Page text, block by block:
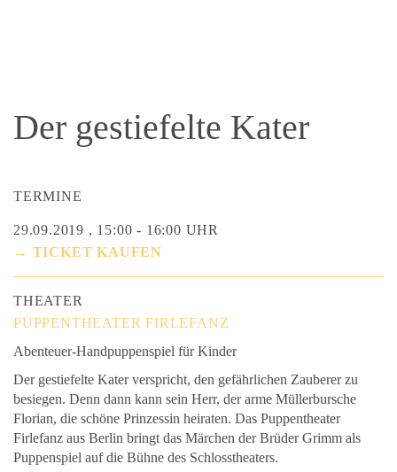
Der gestiefelte Kater
TERMINE
29.09.2019 , 15:00 - 16:00 UHR
→ TICKET KAUFEN
THEATER
PUPPENTHEATER FIRLEFANZ
Abenteuer-Handpuppenspiel für Kinder
Der gestiefelte Kater verspricht, den gefährlichen Zauberer zu
besiegen. Denn dann kann sein Herr, der arme Müllerbursche
Florian, die schöne Prinzessin heiraten. Das Puppentheater
Firlefanz aus Berlin bringt das Märchen der Brüder Grimm als
Puppenspiel auf die Bühne des Schlosstheaters.